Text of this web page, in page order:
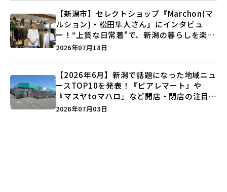
【新潟市】セレクトショップ『Marchon(マ
ルション)・松田隼人さん』にインタビュ
ー！“上質な日常着”で、新潟の暮らしを楽し
む提案とは？
2026年07月18日
【2026年6月】新潟で話題になった地域ニュ
ースTOP10を発表！『ピアレマート』や
『マスヤtoマハロ』など開店・閉店の注目記
事をランキングでご紹介♪
2026年07月03日